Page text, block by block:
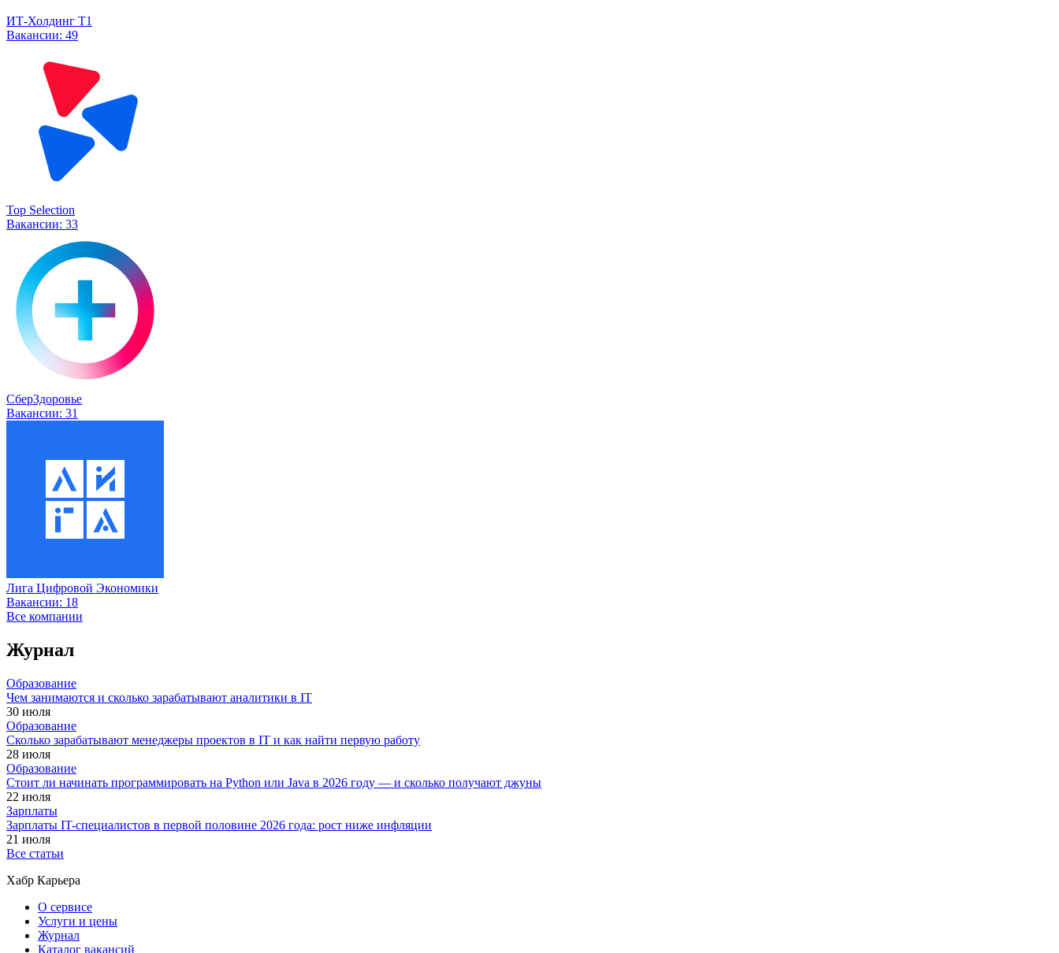
ИТ-Холдинг Т1
Вакансии: 49
Top Selection
Вакансии: 33
СберЗдоровье
Вакансии: 31
Лига Цифровой Экономики
Вакансии: 18
Все компании
Журнал
Образование
Чем занимаются и сколько зарабатывают аналитики в IT
30 июля
Образование
Сколько зарабатывают менеджеры проектов в IT и как найти первую работу
28 июля
Образование
Стоит ли начинать программировать на Python или Java в 2026 году — и сколько получают джуны
22 июля
Зарплаты
Зарплаты IT-специалистов в первой половине 2026 года: рост ниже инфляции
21 июля
Все статьи
Хабр Карьера
О сервисе
Услуги и цены
Журнал
Каталог вакансий